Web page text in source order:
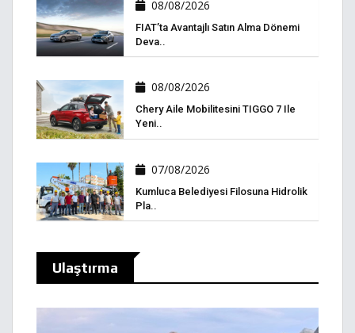
08/08/2026
FIAT’ta Avantajlı Satın Alma Dönemi
Deva..
08/08/2026
Chery Aile Mobilitesini TIGGO 7 Ile
Yeni..
07/08/2026
Kumluca Belediyesi Filosuna Hidrolik
Pla..
Ulaştırma